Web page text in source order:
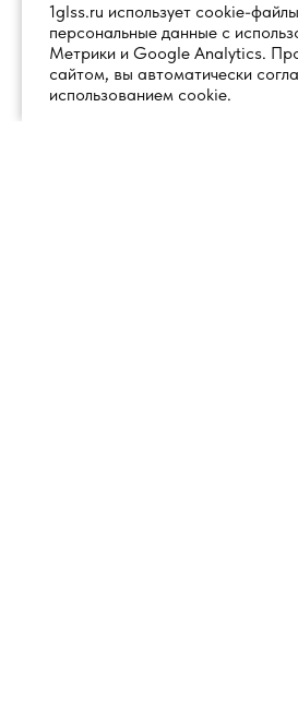
1glss.ru использует cookie-
персональные данные с
Метрики и Google Analytics.
сайтом, вы автоматически
использованием cookie.